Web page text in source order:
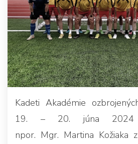
Kadeti Akadémie
19. – 20. júna 2024
npor. Mgr. Martina Kožiaka